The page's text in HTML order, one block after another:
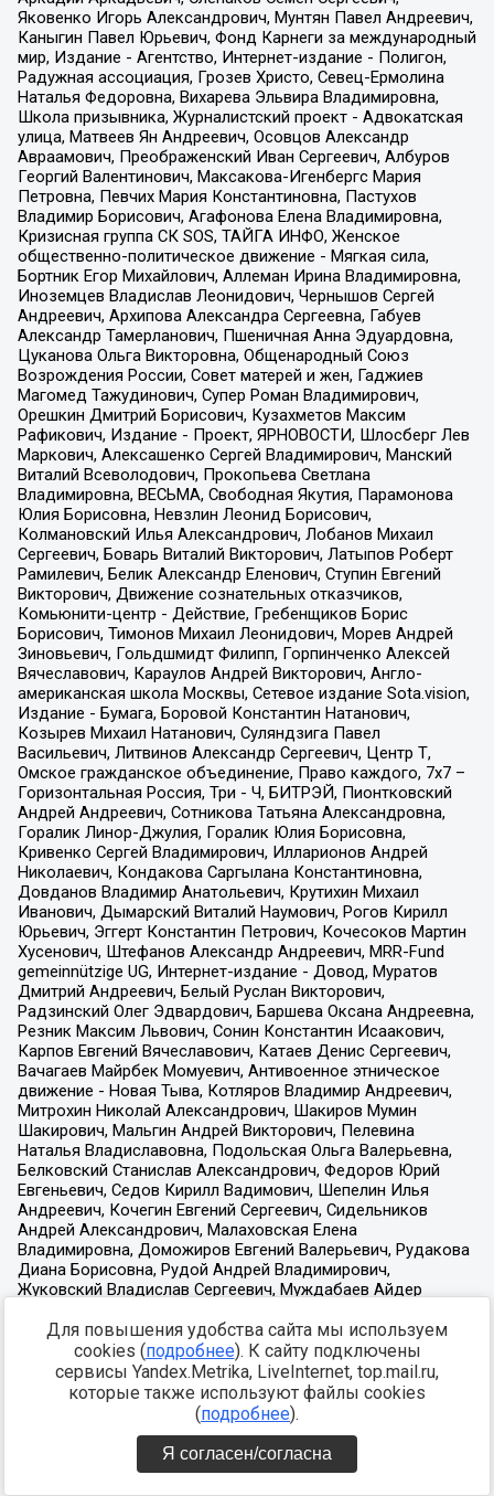
Для повышения удобства сайта мы используем
cookies (подробнее). К сайту подключены
сервисы Yandex.Metrika, LiveInternet, top.mail.ru,
которые также используют файлы cookies
(подробнее).
Я согласен/согласна